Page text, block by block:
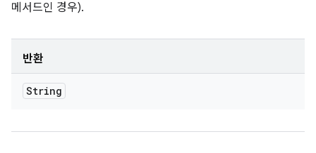
메서드인 경우).
반환
String